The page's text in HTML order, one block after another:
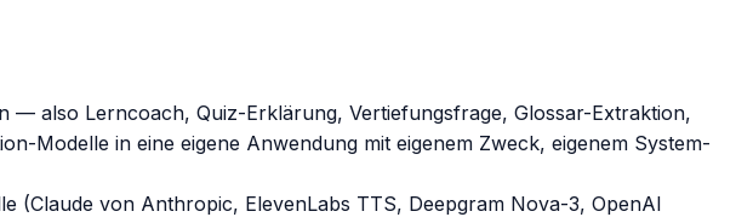
— also Lerncoach, Quiz-Erklärung, Vertiefungsfrage, Glossar-Extraktion,
Modelle in eine eigene Anwendung mit eigenem Zweck, eigenem System-
(Claude von Anthropic, ElevenLabs TTS, Deepgram Nova-3, OpenAI